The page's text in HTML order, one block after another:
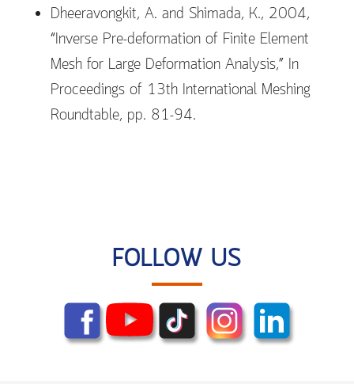
Dheeravongkit, A. and Shimada, K., 2004,
“Inverse Pre-deformation of Finite Element
Mesh for Large Deformation Analysis,” In
Proceedings of 13th International Meshing
Roundtable, pp. 81-94.
FOLLOW US